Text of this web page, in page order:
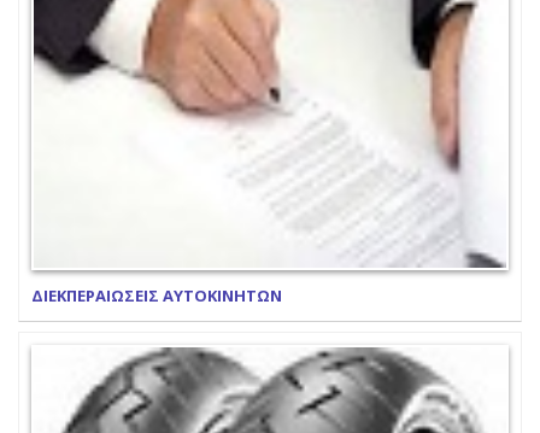
ΔΙΕΚΠΕΡΑΙΩΣΕΙΣ ΑΥΤΟΚΙΝΗΤΩΝ